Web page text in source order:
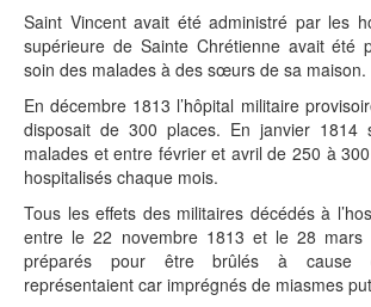
Saint Vincent avait été administré par les
supérieure de Sainte Chrétienne avait été
soin des malades à des sœurs de sa maison.
En décembre 1813 l’hôpital militaire
disposait de 300 places. En janvier 1814
malades et entre février et avril de 250 à
hospitalisés chaque mois.
Tous les effets des militaires décédés à
entre le 22 novembre 1813 et le 28 mars
préparés pour être brûlés à cause
représentaient car imprégnés de miasmes